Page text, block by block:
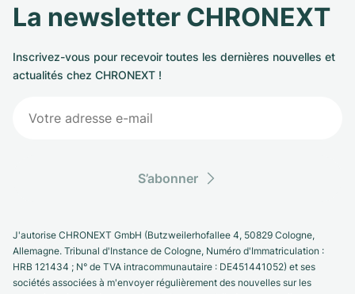
La newsletter CHRONEXT
Inscrivez-vous pour recevoir toutes les dernières nouvelles et
actualités chez CHRONEXT !
S’abonner
J'autorise CHRONEXT GmbH (Butzweilerhofallee 4, 50829 Cologne,
Allemagne. Tribunal d'Instance de Cologne, Numéro d'Immatriculation :
HRB 121434 ; N° de TVA intracommunautaire : DE451441052) et ses
sociétés associées à m'envoyer régulièrement des nouvelles sur les